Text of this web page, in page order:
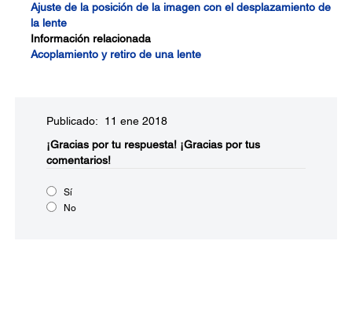
Ajuste de la posición de la imagen con el desplazamiento de
la lente
Información relacionada
Acoplamiento y retiro de una lente
Publicado: 11 ene 2018
¡Gracias por tu respuesta! ¡Gracias por tus
comentarios!
Sí
No